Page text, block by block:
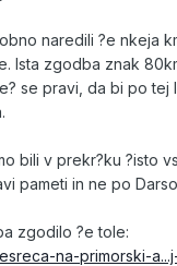
naredili ?e nkeja
Ista zgodba znak
se pravi, da bi po tej
bili v prekr?ku ?isto
pameti in ne po
zgodilo ?e tole:
na-primorski-